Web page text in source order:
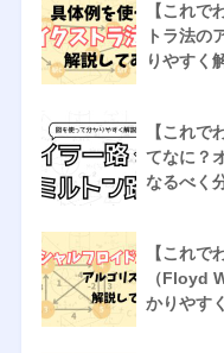
【これで
トラ法の
りやすく
【これで
てなに？
なるべく
【これで
（Floyd
かりやす